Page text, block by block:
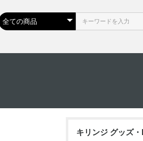
キリンジ グッズ・